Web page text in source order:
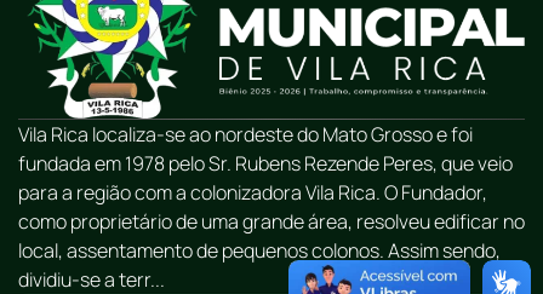
Vila Rica localiza-se ao nordeste do Mato Grosso e foi
fundada em 1978 pelo Sr. Rubens Rezende Peres, que veio
para a região com a colonizadora Vila Rica. O Fundador,
como proprietário de uma grande área, resolveu edificar no
local, assentamento de pequenos colonos. Assim sendo,
dividiu-se a terr...